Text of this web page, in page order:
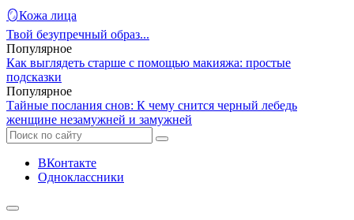
🪞Кожа лица
Твой безупречный образ...
Популярное
Как выглядеть старше с помощью макияжа: простые
подсказки
Популярное
Тайные послания снов: К чему снится черный лебедь
женщине незамужней и замужней
ВКонтакте
Одноклассники